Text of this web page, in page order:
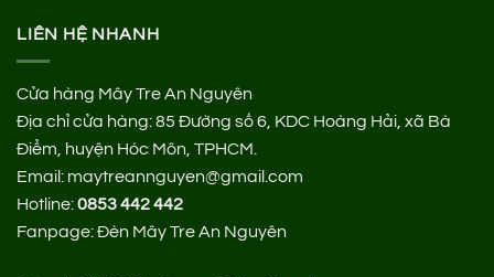
LIÊN HỆ NHANH
Cửa hàng Mây Tre An Nguyên
Địa chỉ cửa hàng:85 Đường số 6, KDC Hoàng Hải, xã Bà
Điểm, huyện Hóc Môn, TPHCM.
Email: maytreannguyen@gmail.com
Hotline:0853 442 442
Fanpage:Đèn Mây Tre An Nguyên